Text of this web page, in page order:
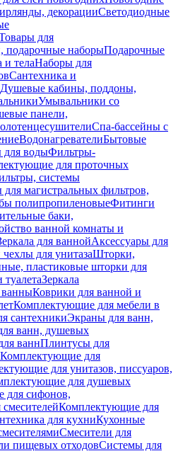
декорацииСветодиодные
для
подарочные наборыПодарочные
и телаНаборы для
Сантехника и
Душевые кабины, поддоны,
Умывальники со
панели,
Спа-бассейны с
ВодонагревателиБытовые
для водыФильтры-
для проточных
системы
для магистральных фильтров,
полипропиленовыеФитинги
баки,
ванной комнаты и
для ваннойАксессуары для
для унитазаШторки,
пластиковые шторки для
Зеркала
ванныКоврики для ванной и
Комплектующие для мебели в
сантехникиЭкраны для ванн,
ванн, душевых
ваннПлинтусы для
Комплектующие для
для унитазов, писсуаров,
для душевых
для сифонов,
Комплектующие для
для кухниКухонные
Смесители для
пищевых отходовСистемы для